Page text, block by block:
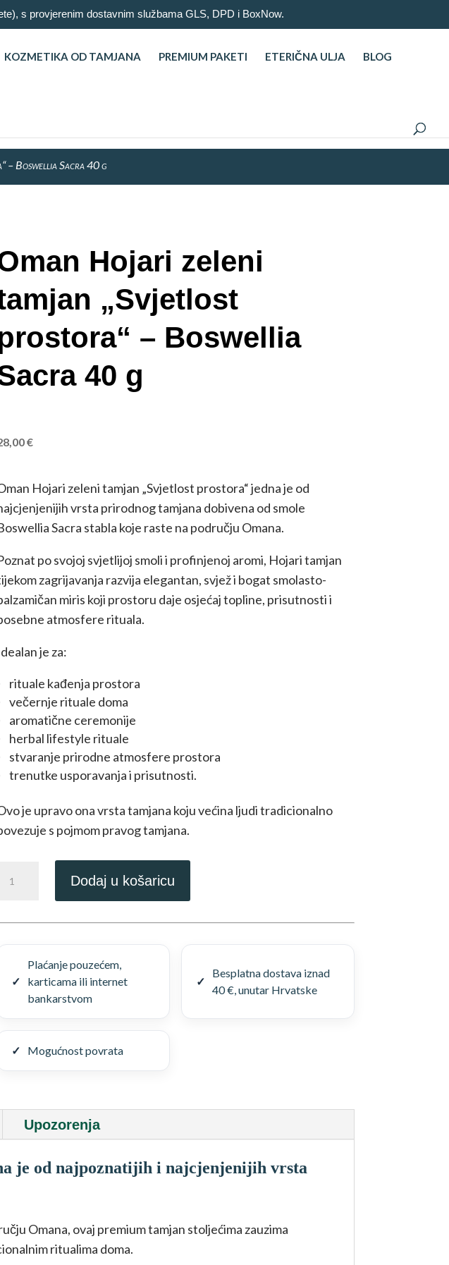
s provjerenim dostavnim službama GLS, DPD i BoxNow.
KOZMETIKA OD TAMJANA PREMIUM PAKETI ETERIČNA ULJA BLOG
– Boswellia Sacra 40 g
Hojari zeleni
„Svjetlost
– Boswellia
40 g
€
Hojari zeleni tamjan „Svjetlost prostora“ jedna je od
vrsta prirodnog tamjana dobivena od smole
Sacra stabla koje raste na području Omana.
po svojoj svjetlijoj smoli i profinjenoj aromi, Hojari tamjan
zagrijavanja razvija elegantan, svjež i bogat smolasto-
miris koji prostoru daje osjećaj topline, prisutnosti i
atmosfere rituala.
je za:
rituale kađenja prostora
večernje rituale doma
aromatične ceremonije
herbal lifestyle rituale
stvaranje prirodne atmosfere prostora
trenutke usporavanja i prisutnosti.
je upravo ona vrsta tamjana koju većina ljudi tradicionalno
s pojmom pravog tamjana.
Hojari
Boswellia
40
Dodaj u košaricu
Plaćanje pouzećem,
karticama ili internet
bankarstvom
Besplatna dostava iznad
40 €, unutar Hrvatske
Mogućnost povrata
Upozorenja
je od najpoznatijih i najcjenjenijih vrsta
Omana, ovaj premium tamjan stoljećima zauzima
ritualima doma.